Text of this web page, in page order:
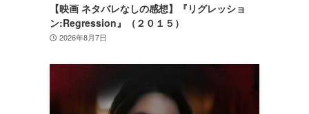
【映画 ネタバレなしの感想】『リグレッショ
ン:Regression』（２０１５）
2026年8月7日